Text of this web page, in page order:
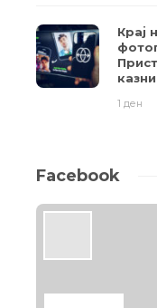
Крај
1 ден
Facebook